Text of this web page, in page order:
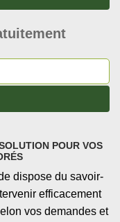
POUR VOS
dispose du savoir-
efficacement
vos demandes et